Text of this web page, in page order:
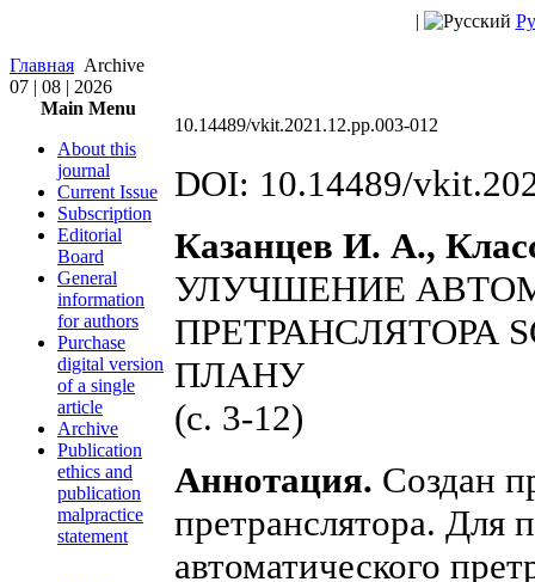
|
Главная Archive
07 | 08 | 2026
Main Menu
About this
journal
Current Issue
Subscription
Editorial
Board
General
information
for authors
Purchase
digital version
of a single
article
Archive
Publication
ethics and
publication
malpractice
statement
10.14489/vkit.2021.12.pp.003-012
DOI: 10.14489/
Казанцев И. А.,
УЛУЧШЕНИЕ
ПРЕТРАНСЛЯТОРА
ПЛАНУ
(с. 3-12)
Аннотация. Создан
претранслятора. Для
автоматического